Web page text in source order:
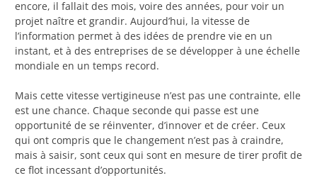
encore, il fallait des mois, voire des années, pour voir un
projet naître et grandir. Aujourd’hui, la vitesse de
l’information permet à des idées de prendre vie en un
instant, et à des entreprises de se développer à une échelle
mondiale en un temps record.
Mais cette vitesse vertigineuse n’est pas une contrainte, elle
est une chance. Chaque seconde qui passe est une
opportunité de se réinventer, d’innover et de créer. Ceux
qui ont compris que le changement n’est pas à craindre,
mais à saisir, sont ceux qui sont en mesure de tirer profit de
ce flot incessant d’opportunités.